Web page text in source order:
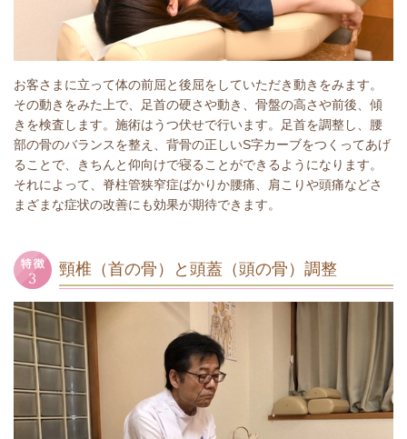
お客さまに立って体の前屈と後屈をしていただき動きをみます。
その動きをみた上で、足首の硬さや動き、骨盤の高さや前後、傾
きを検査します。施術はうつ伏せで行います。足首を調整し、腰
部の骨のバランスを整え、背骨の正しいS字カーブをつくってあげ
ることで、きちんと仰向けで寝ることができるようになります。
それによって、脊柱管狭窄症ばかりか腰痛、肩こりや頭痛などさ
まざまな症状の改善にも効果が期待できます。
頸椎（首の骨）と頭蓋（頭の骨）調整